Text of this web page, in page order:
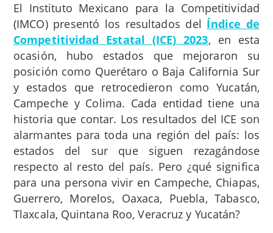
El Instituto Mexicano para la Competitividad
(IMCO) presentó los resultados del Índice de
Competitividad Estatal (ICE) 2023, en esta
ocasión, hubo estados que mejoraron su
posición como Querétaro o Baja California Sur
y estados que retrocedieron como Yucatán,
Campeche y Colima. Cada entidad tiene una
historia que contar. Los resultados del ICE son
alarmantes para toda una región del país: los
estados del sur que siguen rezagándose
respecto al resto del país. Pero ¿qué significa
para una persona vivir en Campeche, Chiapas,
Guerrero, Morelos, Oaxaca, Puebla, Tabasco,
Tlaxcala, Quintana Roo, Veracruz y Yucatán?